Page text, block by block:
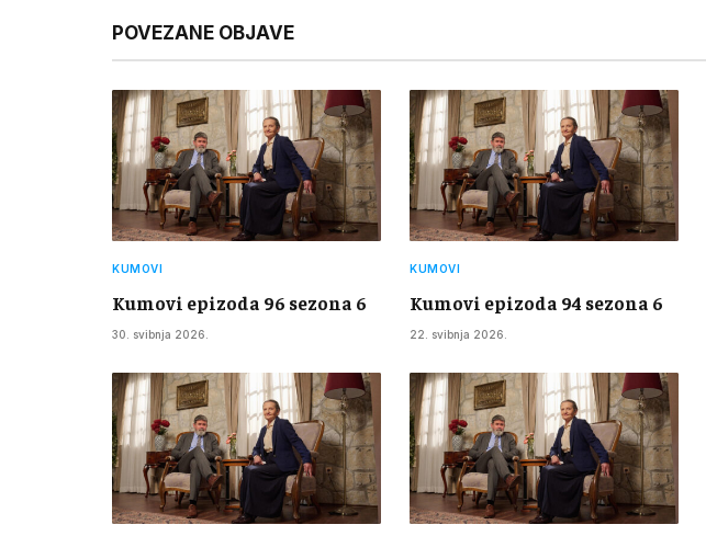
POVEZANE OBJAVE
KUMOVI
Kumovi epizoda 96 sezona 6
30. svibnja 2026.
KUMOVI
Kumovi epizoda 94 sezona 6
22. svibnja 2026.